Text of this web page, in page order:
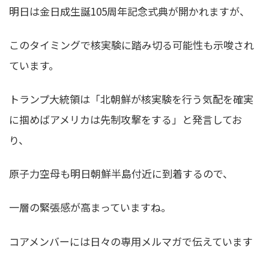
明日は金日成生誕105周年記念式典が開かれますが、
このタイミングで核実験に踏み切る可能性も示唆され
ています。
トランプ大統領は「北朝鮮が核実験を行う気配を確実
に掴めばアメリカは先制攻撃をする」と発言してお
り、
原子力空母も明日朝鮮半島付近に到着するので、
一層の緊張感が高まっていますね。
コアメンバーには日々の専用メルマガで伝えています